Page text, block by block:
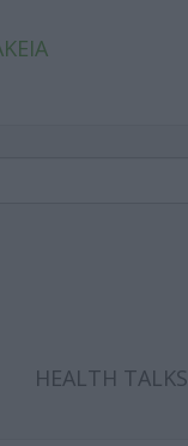
HEALTH TALKS